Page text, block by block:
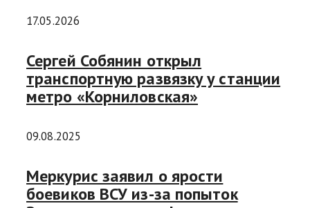
17.05.2026
Сергей Собянин открыл
транспортную развязку у станции
метро «Корниловская»
09.08.2025
Меркурис заявил о ярости
боевиков ВСУ из-за попыток